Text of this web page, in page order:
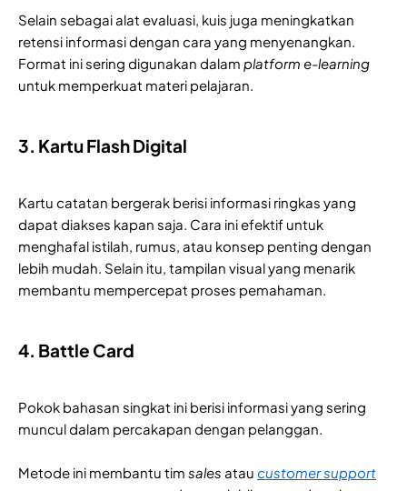
Selain sebagai alat evaluasi, kuis juga meningkatkan
retensi informasi dengan cara yang menyenangkan.
Format ini sering digunakan dalam platform e-learning
untuk memperkuat materi pelajaran.
3. Kartu Flash Digital
Kartu catatan bergerak berisi informasi ringkas yang
dapat diakses kapan saja. Cara ini efektif untuk
menghafal istilah, rumus, atau konsep penting dengan
lebih mudah. Selain itu, tampilan visual yang menarik
membantu mempercepat proses pemahaman.
4. Battle Card
Pokok bahasan singkat ini berisi informasi yang sering
muncul dalam percakapan dengan pelanggan.
Metode ini membantu tim sales atau customer support